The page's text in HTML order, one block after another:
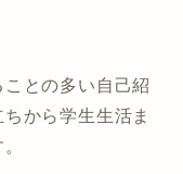
との多い自己紹
から学生生活ま